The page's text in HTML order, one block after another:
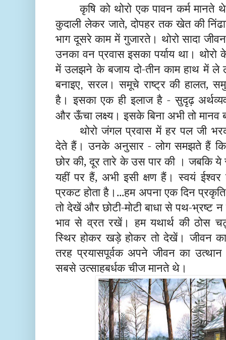
कृषि को थोरो एक पावन कर्म
कुदाली लेकर जाते, दोपहर तक खेत की
भाग दूसरे काम में गुजारते। थोरो सादा
उनका वन प्रवास इसका पर्याय था। थोरो
में उलझने के बजाय दो-तीन काम हाथ में ले
बनाइए,सरल। समूचे राष्ट्र की हालत,
है। इसका एक ही इलाज है - सुदृढ़
और ऊँचा लक्ष्य। इसके बिना अभी तो मानव
थोरो जंगल प्रवास में हर पल जी
देते हैं। उनके अनुसार - लोग समझते हैं
छोर की, दूर तारे के उस पार की । जबकि
यहीं पर हैं, अभी इसी क्षण हैं। स्वयं ईश्वर
प्रकट होता है।...हम अपना एक दिन
तो देखें और छोटी-मोटी बाधा से पथ-भ्रष्ट
भाव से व्रत रखें। हम यथार्थ की ठोस
स्थिर होकर खड़े होकर तो देखें। जीवन
तरह प्रयासपूर्वक अपने जीवन का
सबसे उत्साहबर्धक चीज मानते थे।